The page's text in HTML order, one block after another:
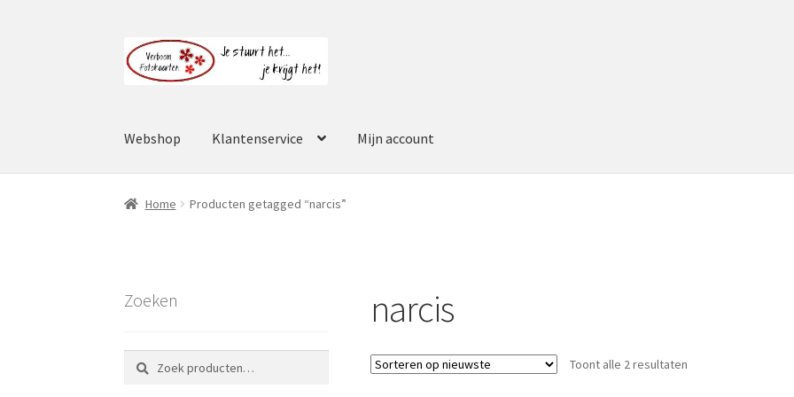
Ga
door
Ga
naar
Webshop Klantenservice Mijn account
Home Producten getagged “narcis”
narcis
Toont alle 2 resultaten
Zoeken
Zoeken
naar:
Zoeken